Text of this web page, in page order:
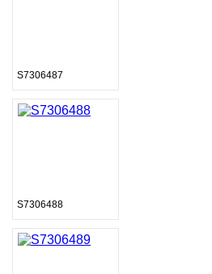
S7306487
S7306488